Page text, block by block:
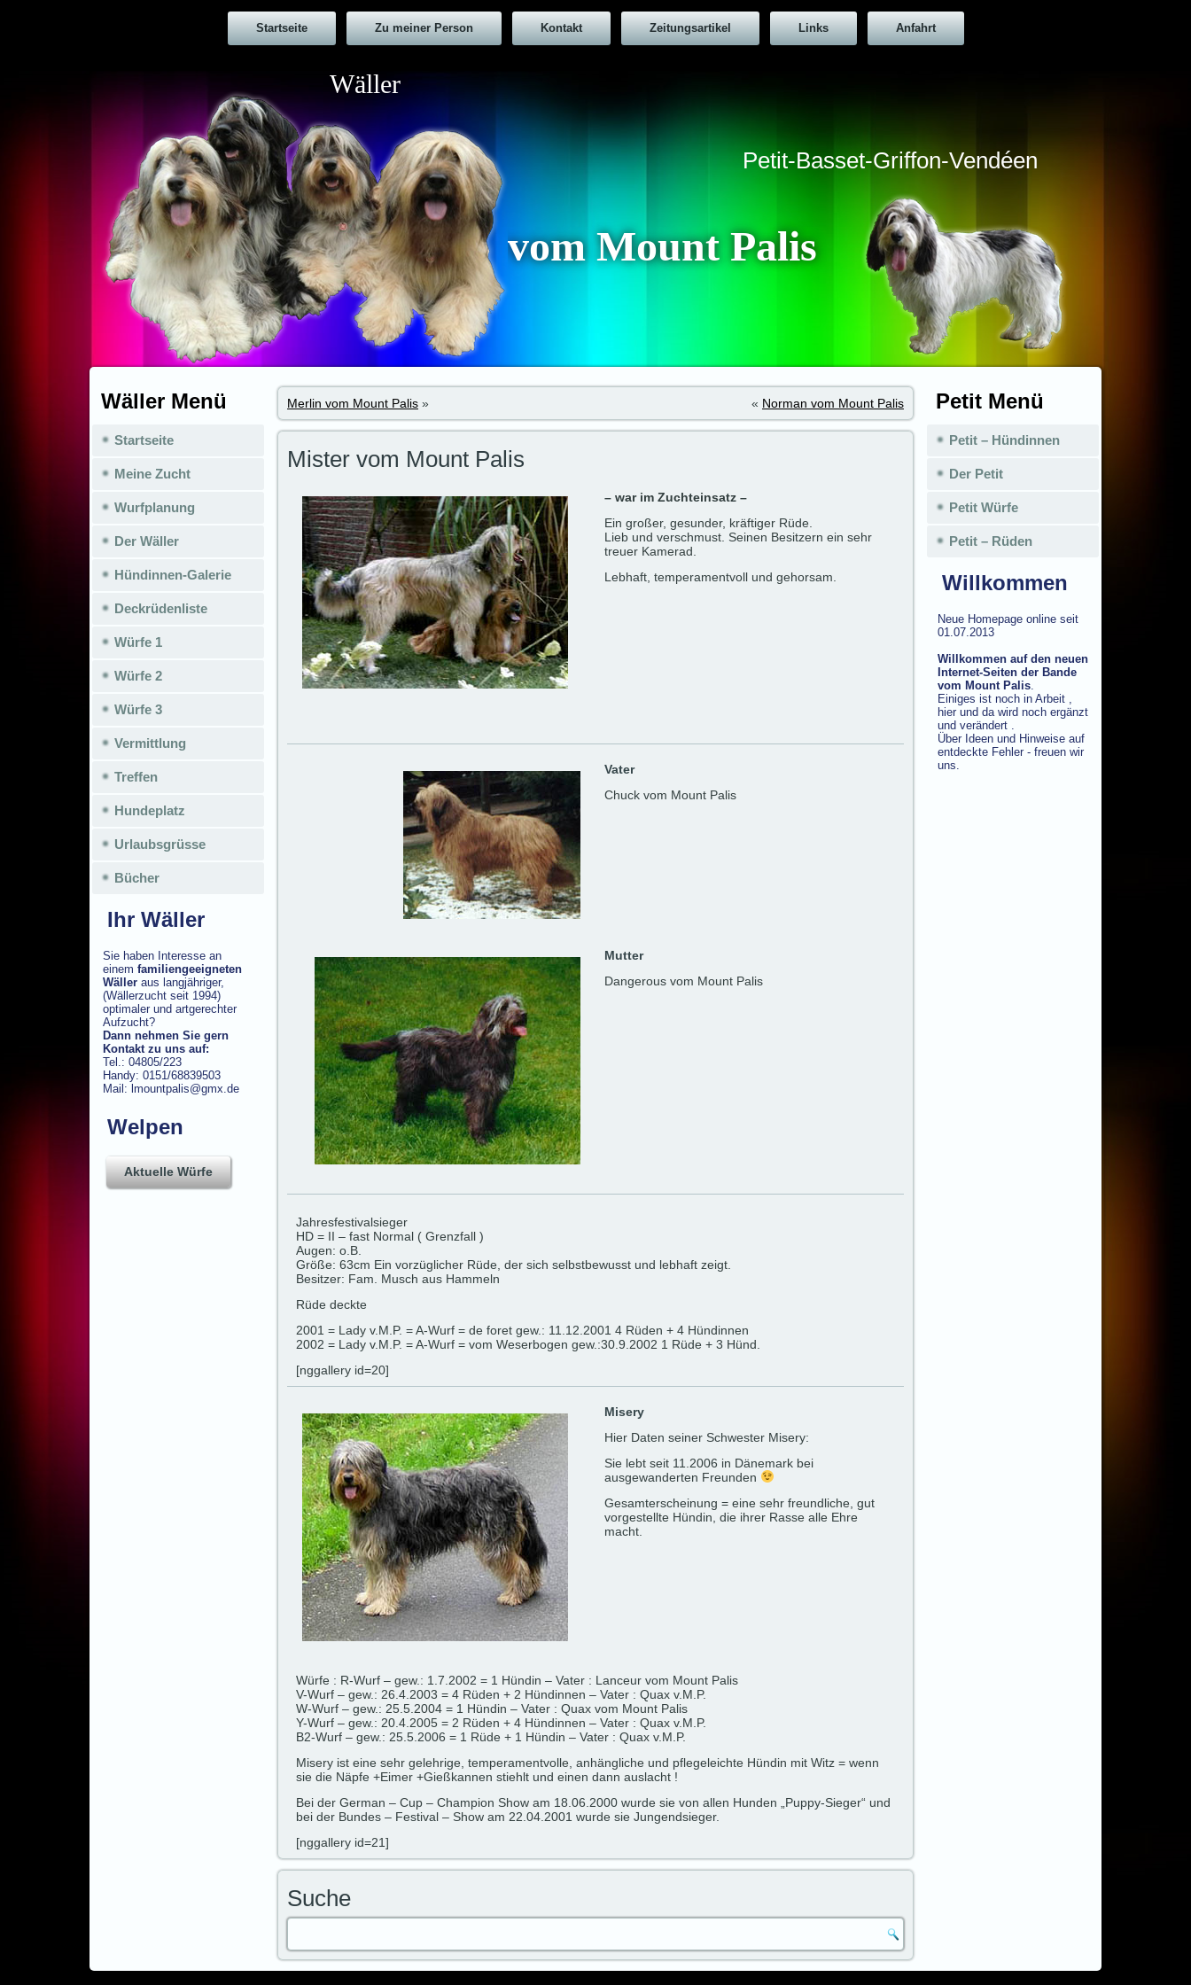
Startseite Zu meiner Person Kontakt Zeitungsartikel Links Anfahrt
Petit-Basset-Griffon-Vendéen
Wäller
vom Mount Palis
Wäller Menü
Startseite
Meine Zucht
Wurfplanung
Der Wäller
Hündinnen-Galerie
Deckrüdenliste
Würfe 1
Würfe 2
Würfe 3
Vermittlung
Treffen
Hundeplatz
Urlaubsgrüsse
Bücher
Ihr Wäller
Sie haben Interesse an
einem familiengeeigneten
Wäller aus langjähriger,
(Wällerzucht seit 1994)
optimaler und artgerechter
Aufzucht?
Dann nehmen Sie gern
Kontakt zu uns auf:
Tel.: 04805/223
Handy: 0151/68839503
Mail: lmountpalis@gmx.de
Welpen
Aktuelle Würfe
Merlin vom Mount Palis » « Norman vom Mount Palis
Mister vom Mount Palis
– war im Zuchteinsatz –
Ein großer, gesunder, kräftiger Rüde.
Lieb und verschmust. Seinen Besitzern ein sehr
treuer Kamerad.
Lebhaft, temperamentvoll und gehorsam.
Vater
Chuck vom Mount Palis
Mutter
Dangerous vom Mount Palis
Jahresfestivalsieger
HD = II – fast Normal ( Grenzfall )
Augen: o.B.
Größe: 63cm Ein vorzüglicher Rüde, der sich selbstbewusst und lebhaft zeigt.
Besitzer: Fam. Musch aus Hammeln
Rüde deckte
2001 = Lady v.M.P. = A-Wurf = de foret gew.: 11.12.2001 4 Rüden + 4 Hündinnen
2002 = Lady v.M.P. = A-Wurf = vom Weserbogen gew.:30.9.2002 1 Rüde + 3 Hünd.
[nggallery id=20]
Misery
Hier Daten seiner Schwester Misery:
Sie lebt seit 11.2006 in Dänemark bei
ausgewanderten Freunden
Gesamterscheinung = eine sehr freundliche, gut
vorgestellte Hündin, die ihrer Rasse alle Ehre
macht.
Würfe : R-Wurf – gew.: 1.7.2002 = 1 Hündin – Vater : Lanceur vom Mount Palis
V-Wurf – gew.: 26.4.2003 = 4 Rüden + 2 Hündinnen – Vater : Quax v.M.P.
W-Wurf – gew.: 25.5.2004 = 1 Hündin – Vater : Quax vom Mount Palis
Y-Wurf – gew.: 20.4.2005 = 2 Rüden + 4 Hündinnen – Vater : Quax v.M.P.
B2-Wurf – gew.: 25.5.2006 = 1 Rüde + 1 Hündin – Vater : Quax v.M.P.
Misery ist eine sehr gelehrige, temperamentvolle, anhängliche und pflegeleichte Hündin mit Witz = wenn
sie die Näpfe +Eimer +Gießkannen stiehlt und einen dann auslacht !
Bei der German – Cup – Champion Show am 18.06.2000 wurde sie von allen Hunden „Puppy-Sieger“ und
bei der Bundes – Festival – Show am 22.04.2001 wurde sie Jungendsieger.
[nggallery id=21]
Suche
Petit Menü
Petit – Hündinnen
Der Petit
Petit Würfe
Petit – Rüden
Willkommen
Neue Homepage online seit
01.07.2013
Willkommen auf den neuen
Internet-Seiten der Bande
vom Mount Palis.
Einiges ist noch in Arbeit ,
hier und da wird noch ergänzt
und verändert .
Über Ideen und Hinweise auf
entdeckte Fehler - freuen wir
uns.